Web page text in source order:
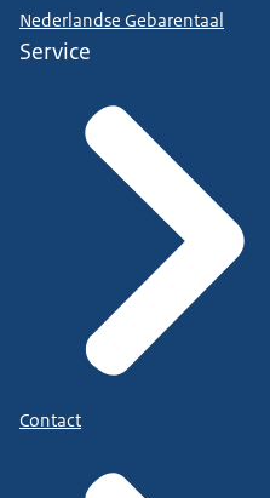
Nederlandse Gebarentaal
Service
Contact